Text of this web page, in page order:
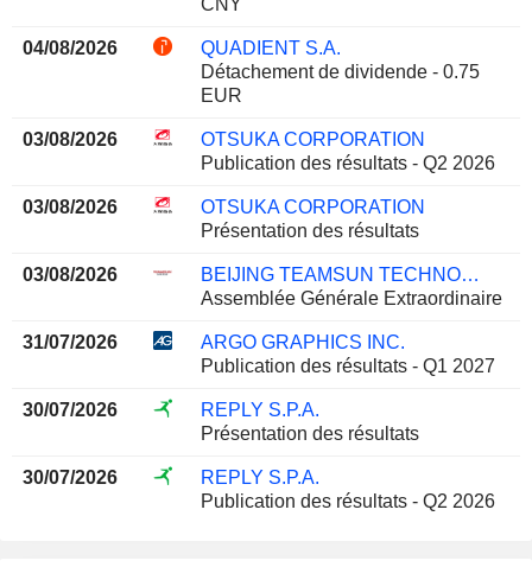
04/08/2026
QUADIENT S.A.
Détachement de dividende - 0.75
EUR
03/08/2026
OTSUKA CORPORATION
Publication des résultats - Q2 2026
03/08/2026
OTSUKA CORPORATION
Présentation des résultats
03/08/2026
BEIJING TEAMSUN TECHNOLOGY CO.,LTD.
Assemblée Générale Extraordinaire
31/07/2026
ARGO GRAPHICS INC.
Publication des résultats - Q1 2027
30/07/2026
REPLY S.P.A.
Présentation des résultats
30/07/2026
REPLY S.P.A.
Publication des résultats - Q2 2026